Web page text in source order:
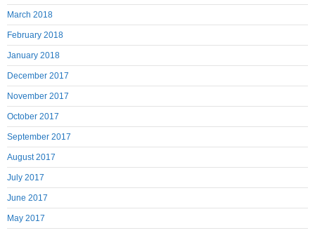
March 2018
February 2018
January 2018
December 2017
November 2017
October 2017
September 2017
August 2017
July 2017
June 2017
May 2017